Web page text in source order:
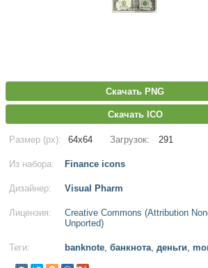
Скачать PNG
Скачать ICO
Размер (px): 64x64 Загрузок: 291
Из набора: Finance icons
Дизайнер: Visual Pharm
Лицензия:
Creative Commons (Attribution
Unported)
Теги: banknote, банкнота, деньги,